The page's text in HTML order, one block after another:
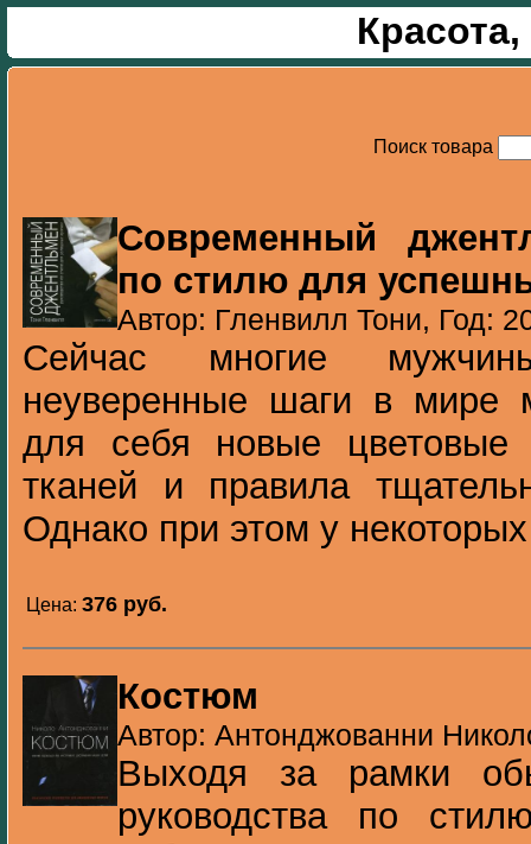
Поиск товара
Современный
по стилю для
Автор: Гленвилл Тони, Год:
Сейчас многие
неуверенные шаги в мире
для себя новые цветовые
тканей и правила
Однако при этом у
Цена: 376 pуб.
Костюм
Автор: Антонджованни
Выходя за рамки
руководства по